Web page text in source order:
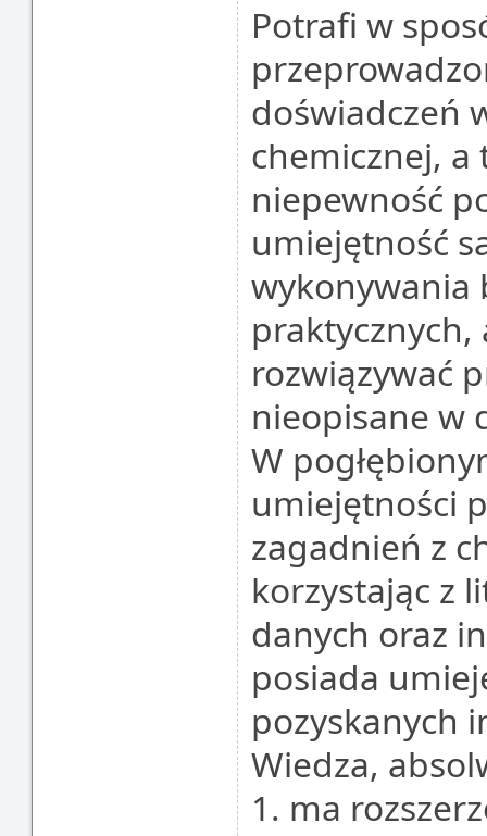
Potrafi w
doświadczeń
chemicznej, a
niepewność
umiejętność
wykonywania
rozwiązywać
nieopisane w
W
umiejętności
zagadnień z
korzystając z
danych oraz
posiada
pozyskanych
Wiedza,
1. ma